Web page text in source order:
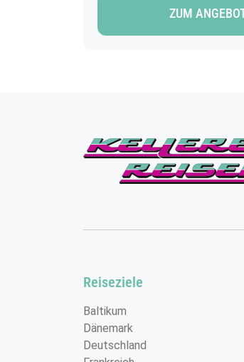
Stadt müssen Sie erleben.
ZUM
Reiseziele
Baltikum
Dänemark
Deutschland